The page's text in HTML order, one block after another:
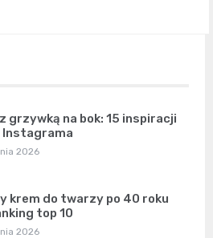
grzywką na bok: 15 inspiracji
2026
krem do twarzy po 40 roku
top 10
2026